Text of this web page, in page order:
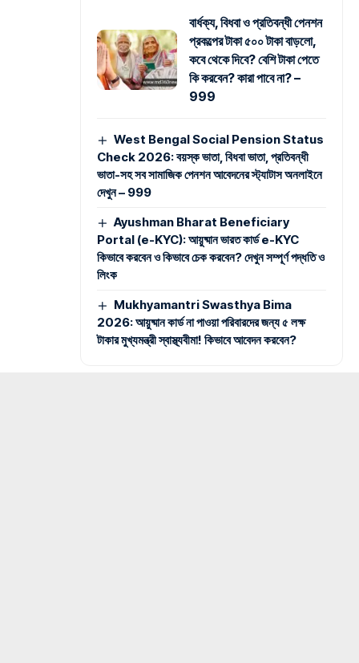
বার্ধক্য, বিধবা ও প্রতিবন্ধী পেনশন
প্রকল্পের টাকা ৫০০ টাকা বাড়লো,
কবে থেকে দিবে? বেশি টাকা পেতে
কি করবেন? কারা পাবে না? –
999
West Bengal Social Pension Status
Check 2026: বয়স্ক ভাতা, বিধবা ভাতা, প্রতিবন্ধী
ভাতা-সহ সব সামাজিক পেনশন আবেদনের স্ট্যাটাস অনলাইনে
দেখুন – 999
Ayushman Bharat Beneficiary
Portal (e-KYC): আয়ুষ্মান ভারত কার্ড e-KYC
কিভাবে করবেন ও কিভাবে চেক করবেন? দেখুন সম্পূর্ণ পদ্ধতি ও
লিংক
Mukhyamantri Swasthya Bima
2026: আয়ুষ্মান কার্ড না পাওয়া পরিবারদের জন্য ৫ লক্ষ
টাকার মুখ্যমন্ত্রী স্বাস্থ্যবীমা! কিভাবে আবেদন করবেন?